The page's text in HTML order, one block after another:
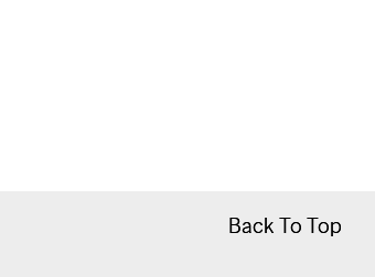
Back To Top
Back To Top